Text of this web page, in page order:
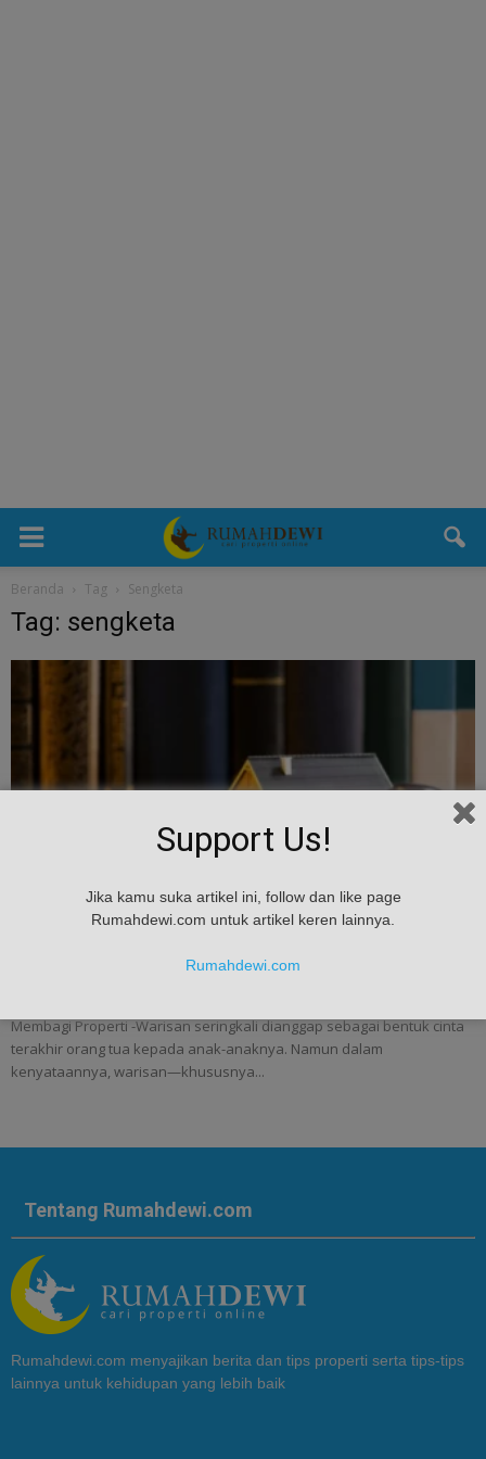
Beranda Tag Sengketa
Tag: sengketa
Hukum Rumah Warisan: Panduan Menghindari
Membagi Properti -Warisan seringkali dianggap sebagai bentuk cinta
terakhir orang tua kepada anak-anaknya. Namun dalam
kenyataannya, warisan—khususnya...
Tentang Rumahdewi.com
Rumahdewi.com menyajikan berita dan tips properti serta tips-tips
lainnya untuk kehidupan yang lebih baik
Support Us!
Jika kamu suka artikel ini, follow dan like page
Rumahdewi.com untuk artikel keren lainnya.
Rumahdewi.com